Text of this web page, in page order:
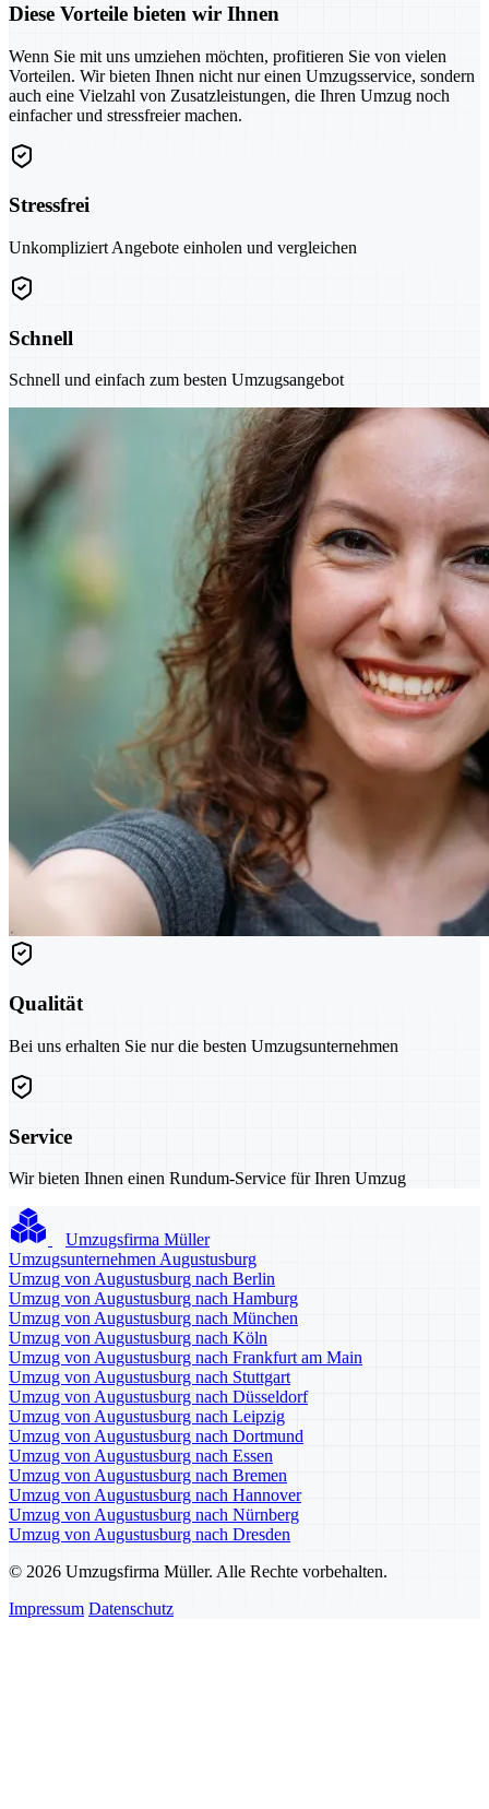
Diese Vorteile bieten wir Ihnen
Wenn Sie mit uns umziehen möchten, profitieren Sie von vielen
Vorteilen. Wir bieten Ihnen nicht nur einen Umzugsservice, sondern
auch eine Vielzahl von Zusatzleistungen, die Ihren Umzug noch
einfacher und stressfreier machen.
Stressfrei
Unkompliziert Angebote einholen und vergleichen
Schnell
Schnell und einfach zum besten Umzugsangebot
Qualität
Bei uns erhalten Sie nur die besten Umzugsunternehmen
Service
Wir bieten Ihnen einen Rundum-Service für Ihren Umzug
Umzugsfirma Müller
Umzugsunternehmen Augustusburg
Umzug von Augustusburg nach Berlin
Umzug von Augustusburg nach Hamburg
Umzug von Augustusburg nach München
Umzug von Augustusburg nach Köln
Umzug von Augustusburg nach Frankfurt am Main
Umzug von Augustusburg nach Stuttgart
Umzug von Augustusburg nach Düsseldorf
Umzug von Augustusburg nach Leipzig
Umzug von Augustusburg nach Dortmund
Umzug von Augustusburg nach Essen
Umzug von Augustusburg nach Bremen
Umzug von Augustusburg nach Hannover
Umzug von Augustusburg nach Nürnberg
Umzug von Augustusburg nach Dresden
© 2026 Umzugsfirma Müller. Alle Rechte vorbehalten.
Impressum Datenschutz